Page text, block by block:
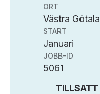
ORT
Västra
START
Januari
JOBB-ID
5061
TILLSATT